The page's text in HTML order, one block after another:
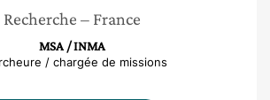
Recherche – France
MSA / INMA
/ chargée de missions